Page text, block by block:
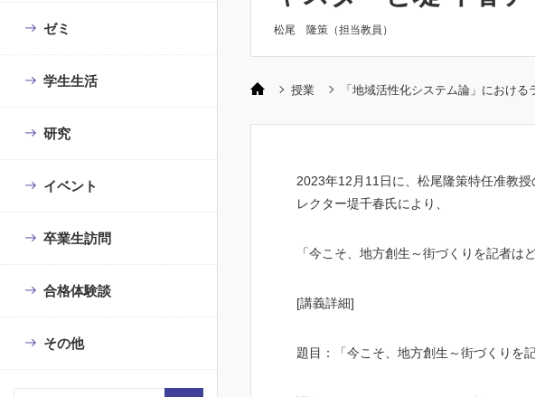
ゼミ
学生生活
研究
イベント
卒業生訪問
合格体験談
その他
松尾 隆策（担当教員）
授業 「地域活性化システム論」におけ
2023年12 月 11 日に、松尾隆策特任准教
レクター堤千春氏により、
「今こそ、地方創生～街づくりを記者は
[講義詳細]
題目：「今こそ、地方創生～街づくりを